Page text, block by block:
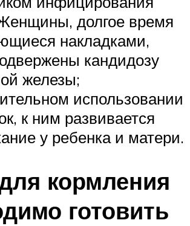
долгое время
накладками,
кандидозу
железы;
использовании
к ним развивается
у ребенка и матери.
кормления
готовить